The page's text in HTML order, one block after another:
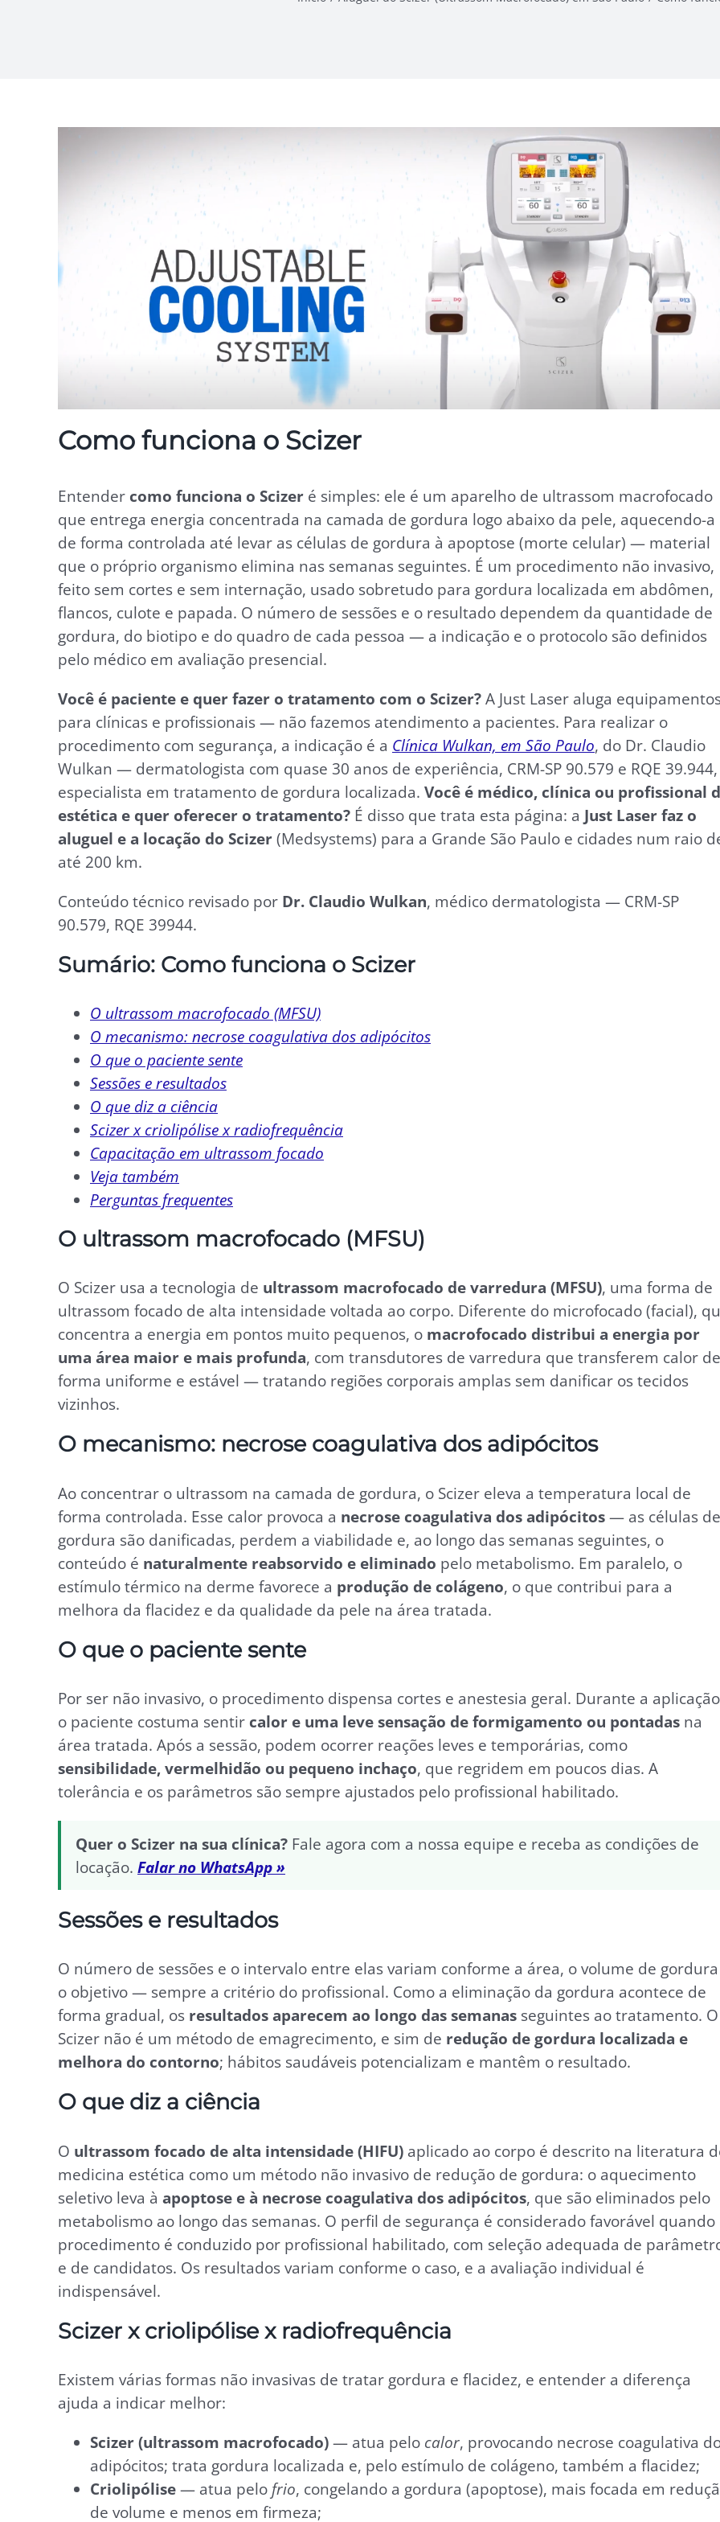
Como funciona o Scizer
Entender como funciona o Scizer é simples: ele é um aparelho de ultrassom macrofocado
que entrega energia concentrada na camada de gordura logo abaixo da pele, aquecendo-a
de forma controlada até levar as células de gordura à apoptose (morte celular) — material
que o próprio organismo elimina nas semanas seguintes. É um procedimento não invasivo,
feito sem cortes e sem internação, usado sobretudo para gordura localizada em abdômen,
flancos, culote e papada. O número de sessões e o resultado dependem da quantidade de
gordura, do biotipo e do quadro de cada pessoa — a indicação e o protocolo são definidos
pelo médico em avaliação presencial.
Você é paciente e quer fazer o tratamento com o Scizer? A Just Laser aluga
para clínicas e profissionais — não fazemos atendimento a pacientes. Para realizar o
procedimento com segurança, a indicação é a Clínica Wulkan, em São Paulo, do Dr. Claudio
Wulkan — dermatologista com quase 30 anos de experiência, CRM-SP 90.579 e RQE 39.944,
especialista em tratamento de gordura localizada. Você é médico, clínica ou profissional
estética e quer oferecer o tratamento? É disso que trata esta página: a Just Laser faz o
aluguel e a locação do Scizer (Medsystems) para a Grande São Paulo e cidades num raio
até 200 km.
Conteúdo técnico revisado por Dr. Claudio Wulkan, médico dermatologista — CRM-SP
90.579, RQE 39944.
Sumário: Como funciona o Scizer
O ultrassom macrofocado (MFSU)
O mecanismo: necrose coagulativa dos adipócitos
O que o paciente sente
Sessões e resultados
O que diz a ciência
Scizer x criolipólise x radiofrequência
Capacitação em ultrassom focado
Veja também
Perguntas frequentes
O ultrassom macrofocado (MFSU)
O Scizer usa a tecnologia de ultrassom macrofocado de varredura (MFSU), uma forma de
ultrassom focado de alta intensidade voltada ao corpo. Diferente do microfocado (facial),
concentra a energia em pontos muito pequenos, o macrofocado distribui a energia por
uma área maior e mais profunda, com transdutores de varredura que transferem calor de
forma uniforme e estável — tratando regiões corporais amplas sem danificar os tecidos
vizinhos.
O mecanismo: necrose coagulativa dos adipócitos
Ao concentrar o ultrassom na camada de gordura, o Scizer eleva a temperatura local de
forma controlada. Esse calor provoca a necrose coagulativa dos adipócitos — as células de
gordura são danificadas, perdem a viabilidade e, ao longo das semanas seguintes, o
conteúdo é naturalmente reabsorvido e eliminado pelo metabolismo. Em paralelo, o
estímulo térmico na derme favorece a produção de colágeno, o que contribui para a
melhora da flacidez e da qualidade da pele na área tratada.
O que o paciente sente
Por ser não invasivo, o procedimento dispensa cortes e anestesia geral. Durante a
o paciente costuma sentir calor e uma leve sensação de formigamento ou pontadas na
área tratada. Após a sessão, podem ocorrer reações leves e temporárias, como
sensibilidade, vermelhidão ou pequeno inchaço, que regridem em poucos dias. A
tolerância e os parâmetros são sempre ajustados pelo profissional habilitado.
Quer o Scizer na sua clínica? Fale agora com a nossa equipe e receba as condições de
locação. Falar no WhatsApp »
Sessões e resultados
O número de sessões e o intervalo entre elas variam conforme a área, o volume de
o objetivo — sempre a critério do profissional. Como a eliminação da gordura acontece de
forma gradual, os resultados aparecem ao longo das semanas seguintes ao tratamento. O
Scizer não é um método de emagrecimento, e sim de redução de gordura localizada e
melhora do contorno; hábitos saudáveis potencializam e mantêm o resultado.
O que diz a ciência
O ultrassom focado de alta intensidade (HIFU) aplicado ao corpo é descrito na literatura
medicina estética como um método não invasivo de redução de gordura: o aquecimento
seletivo leva à apoptose e à necrose coagulativa dos adipócitos, que são eliminados pelo
metabolismo ao longo das semanas. O perfil de segurança é considerado favorável quando
procedimento é conduzido por profissional habilitado, com seleção adequada de
e de candidatos. Os resultados variam conforme o caso, e a avaliação individual é
indispensável.
Scizer x criolipólise x radiofrequência
Existem várias formas não invasivas de tratar gordura e flacidez, e entender a diferença
ajuda a indicar melhor:
Scizer (ultrassom macrofocado) — atua pelo calor, provocando necrose coagulativa
adipócitos; trata gordura localizada e, pelo estímulo de colágeno, também a flacidez;
Criolipólise — atua pelo frio, congelando a gordura (apoptose), mais focada em
de volume e menos em firmeza;